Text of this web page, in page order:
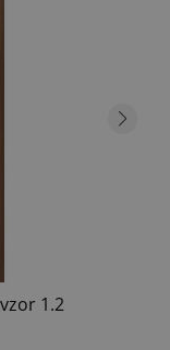
1.2